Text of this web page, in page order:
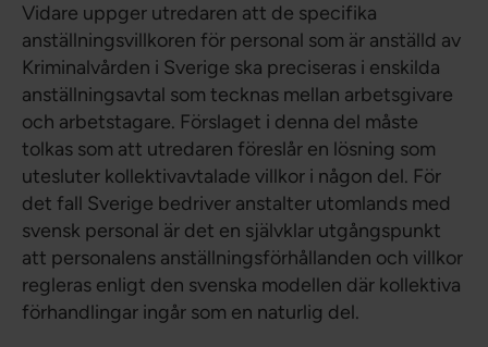
Vidare uppger utredaren att de specifika
anställningsvillkoren för personal som är anställd av
Kriminalvården i Sverige ska preciseras i enskilda
anställningsavtal som tecknas mellan arbetsgivare
och arbetstagare. Förslaget i denna del måste
tolkas som att utredaren föreslår en lösning som
utesluter kollektivavtalade villkor i någon del. För
det fall Sverige bedriver anstalter utomlands med
svensk personal är det en självklar utgångspunkt
att personalens anställningsförhållanden och villkor
regleras enligt den svenska modellen där kollektiva
förhandlingar ingår som en naturlig del.